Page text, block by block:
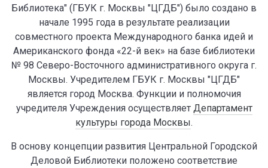
Библиотека" (ГБУК г. Москвы "ЦГДБ") было создано в
начале 1995 года в результате реализации
совместного проекта Международного банка идей и
Американского фонда «22-й век» на базе библиотеки
№ 98 Северо-Восточного административного округа г.
Москвы. Учредителем ГБУК г. Москвы "ЦГДБ"
является город Москва. Функции и полномочия
учредителя Учреждения осуществляет Департамент
культуры города Москвы.
В основу концепции развития Центральной Городской
Деловой Библиотеки положено соответствие